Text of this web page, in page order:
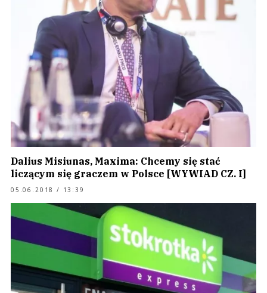
Dalius Misiunas, Maxima: Chcemy się stać
liczącym się graczem w Polsce [WYWIAD CZ. I]
05.06.2018 / 13:39